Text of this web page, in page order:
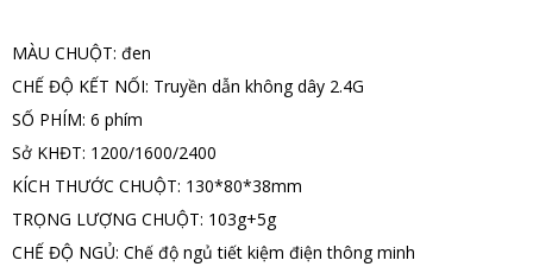
MÀU CHUỘT: đen
CHẾ ĐỘ KẾT NỐI: Truyền dẫn không dây 2.4G
SỐ PHÍM: 6 phím
Sở KHĐT: 1200/1600/2400
KÍCH THƯỚC CHUỘT: 130*80*38mm
TRỌNG LƯỢNG CHUỘT: 103g+5g
CHẾ ĐỘ NGỦ: Chế độ ngủ tiết kiệm điện thông minh